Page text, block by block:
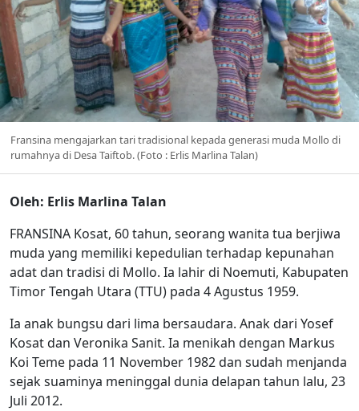
Fransina mengajarkan tari tradisional kepada generasi muda Mollo di
rumahnya di Desa Taiftob. (Foto : Erlis Marlina Talan)
Oleh: Erlis Marlina Talan
FRANSINA Kosat, 60 tahun, seorang wanita tua berjiwa
muda yang memiliki kepedulian terhadap kepunahan
adat dan tradisi di Mollo. Ia lahir di Noemuti, Kabupaten
Timor Tengah Utara (TTU) pada 4 Agustus 1959.
Ia anak bungsu dari lima bersaudara. Anak dari Yosef
Kosat dan Veronika Sanit. Ia menikah dengan Markus
Koi Teme pada 11 November 1982 dan sudah menjanda
sejak suaminya meninggal dunia delapan tahun lalu, 23
Juli 2012.